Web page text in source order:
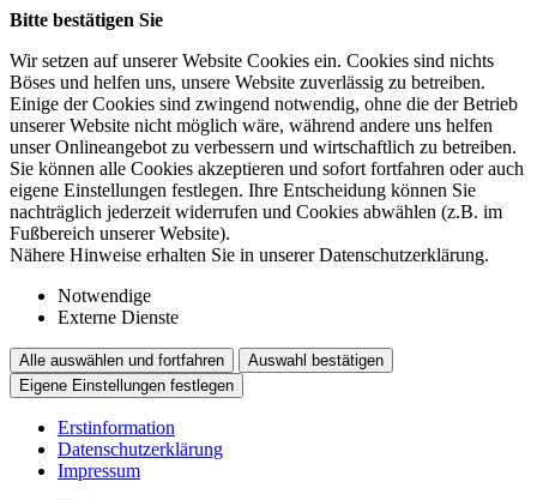
Bitte bestätigen Sie
Wir setzen auf unserer Website Cookies ein. Cookies sind nichts
Böses und helfen uns, unsere Website zuverlässig zu betreiben.
Einige der Cookies sind zwingend notwendig, ohne die der Betrieb
unserer Website nicht möglich wäre, während andere uns helfen
unser Onlineangebot zu verbessern und wirtschaftlich zu betreiben.
Sie können alle Cookies akzeptieren und sofort fortfahren oder auch
eigene Einstellungen festlegen. Ihre Entscheidung können Sie
nachträglich jederzeit widerrufen und Cookies abwählen (z.B. im
Fußbereich unserer Website).
Nähere Hinweise erhalten Sie in unserer Datenschutzerklärung.
Notwendige
Externe Dienste
Alle auswählen und fortfahren
Auswahl bestätigen
Eigene Einstellungen festlegen
Erstinformation
Datenschutzerklärung
Impressum